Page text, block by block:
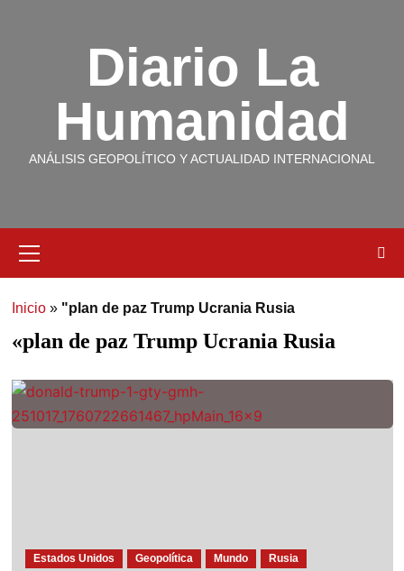
Diario La
Humanidad
ANÁLISIS GEOPOLÍTICO Y ACTUALIDAD INTERNACIONAL
Inicio» "plan de paz Trump Ucrania Rusia
«plan de paz Trump Ucrania Rusia
Estados Unidos Geopolítica Mundo
Rusia